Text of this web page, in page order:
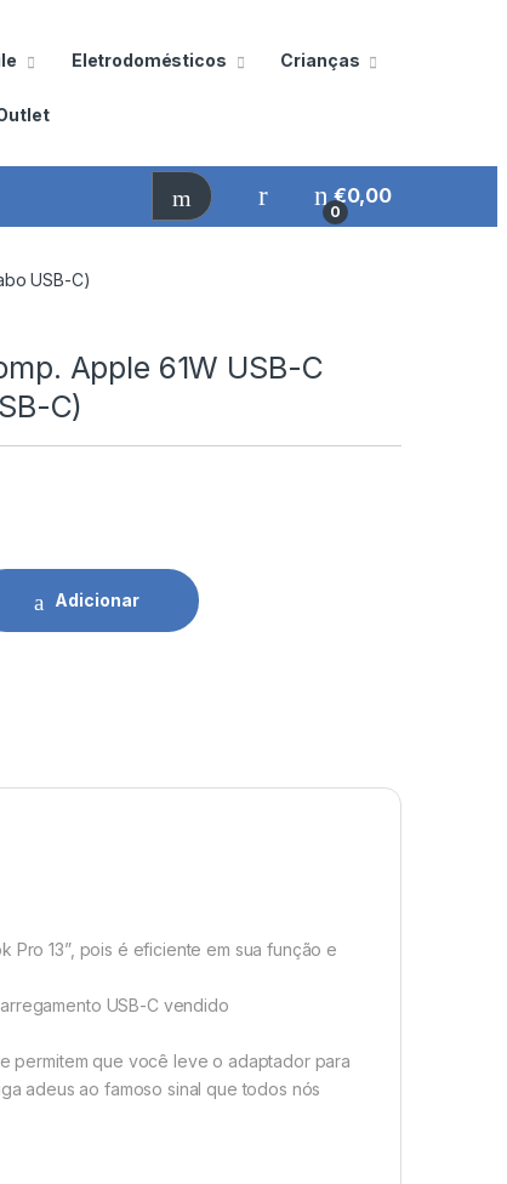
Eletrodomésticos Crianças
0
€0,00
USB-C)
Apple 61W USB-C
C)
61W USB-C (Inclui Cabo USB-C) quantidade
Adicionar
13”, pois é eficiente em sua função e
USB-C vendido
permitem que você leve o adaptador para
adeus ao famoso sinal que todos nós